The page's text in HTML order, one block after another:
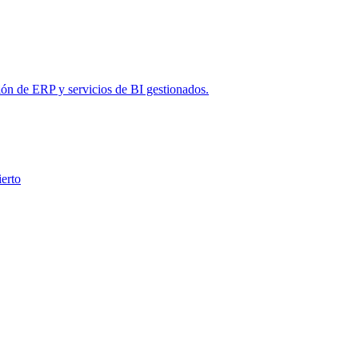
de ERP y servicios de BI gestionados.